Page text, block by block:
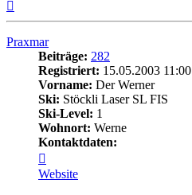
Praxmar
Beiträge: 282
Registriert: 15.05.2003 11:00
Vorname: Der Werner
Ski: Stöckli Laser SL FIS
Ski-Level: 1
Wohnort: Werne
Kontaktdaten:
von
Praxmar
Website